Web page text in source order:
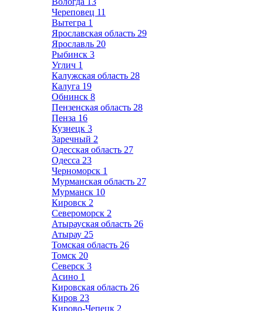
Череповец 11
Вытегра 1
Ярославская область 29
Ярославль 20
Рыбинск 3
Углич 1
Калужская область 28
Калуга 19
Обнинск 8
Пензенская область 28
Пенза 16
Кузнецк 3
Заречный 2
Одесская область 27
Одесса 23
Черноморск 1
Мурманская область 27
Мурманск 10
Кировск 2
Североморск 2
Атырауская область 26
Атырау 25
Томская область 26
Томск 20
Северск 3
Асино 1
Кировская область 26
Киров 23
Кирово-Чепецк 2